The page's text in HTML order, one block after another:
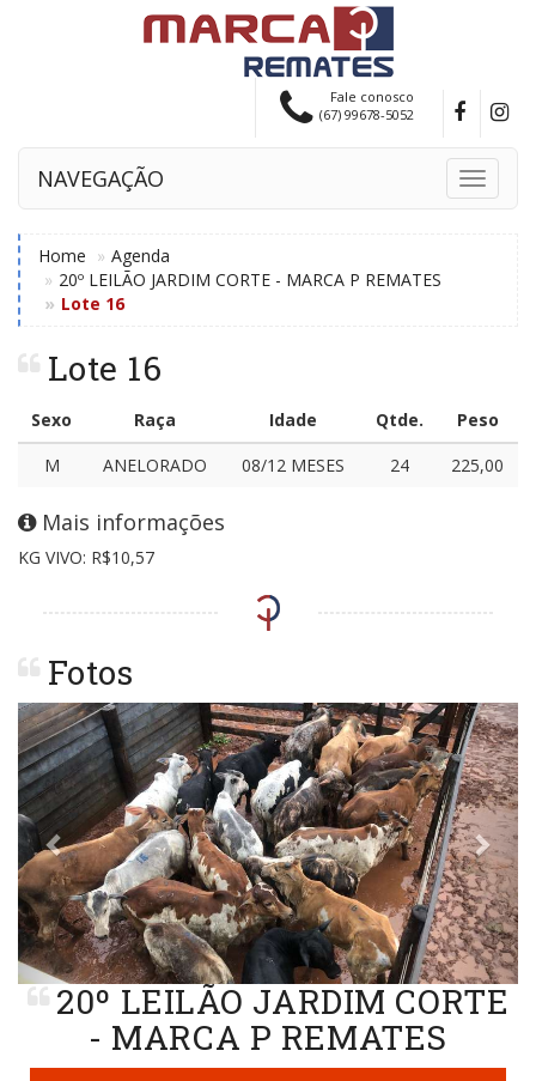
Fale conosco
(67) 99678-5052
Toggle
NAVEGAÇÃO
Home
Agenda
20º LEILÃO JARDIM CORTE - MARCA P REMATES
Lote 16
Lote 16
Sexo Raça Idade Qtde.
Peso
M
ANELORADO 08/12 MESES 24 225,00
Mais informações
KG VIVO: R$10,57
Fotos
Previous Next
20º LEILÃO JARDIM CORTE
- MARCA P REMATES